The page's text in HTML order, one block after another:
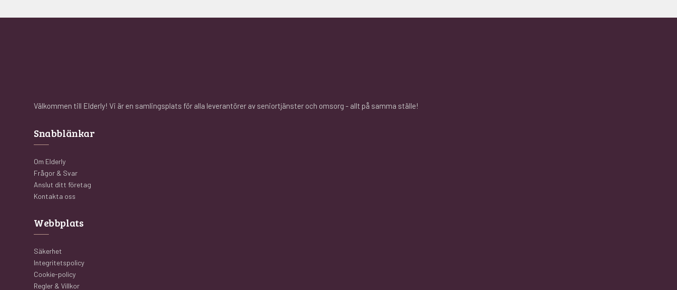
Välkommen till Elderly! Vi är en samlingsplats för alla leverantörer av seniortjänster och omsorg - allt på samma ställe!
Snabblänkar
Om Elderly
Frågor & Svar
Anslut ditt företag
Kontakta oss
Webbplats
Säkerhet
Integritetspolicy
Cookie-policy
Regler & Villkor